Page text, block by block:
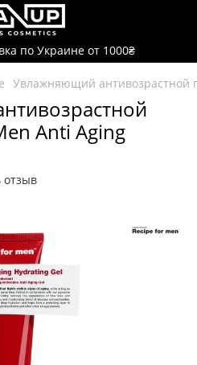
по Украине от 1000₴
Увлажняющий антивозрастной
Anti Aging
отзыв